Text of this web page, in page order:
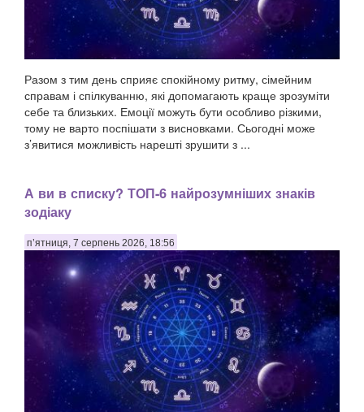
Разом з тим день сприяє спокійному ритму, сімейним
справам і спілкуванню, які допомагають краще зрозуміти
себе та близьких. Емоції можуть бути особливо різкими,
тому не варто поспішати з висновками. Сьогодні може
з’явитися можливість нарешті зрушити з ...
А ви в списку? ТОП-6 найрозумніших знаків
зодіаку
п’ятниця, 7 серпень 2026, 18:56